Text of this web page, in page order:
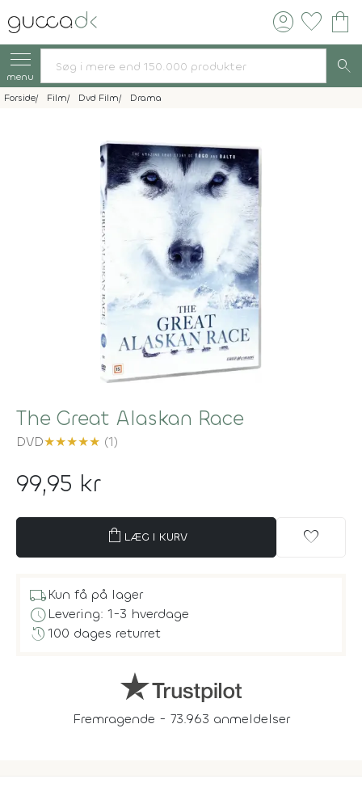
account_circle favorite shopping_bag
menu search
Forside Film Dvd Film Drama
The Great Alaskan Race
DVD★★★★★ (1)
99,95 kr
shopping_bag LÆG I KURV favorite
local_shippingKun få på lager
scheduleLevering: 1-3 hverdage
history100 dages returret
Fremragende - 73.963 anmeldelser